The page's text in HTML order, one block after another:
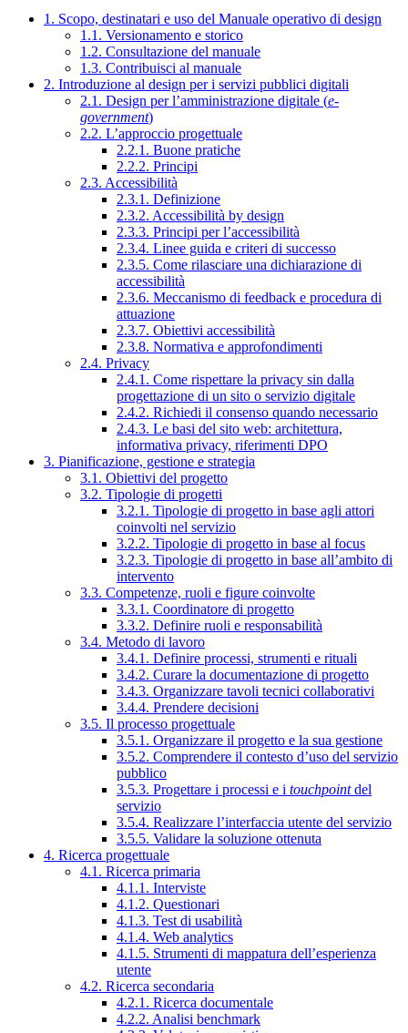
1. Scopo, destinatari e uso del Manuale operativo di design
1.1. Versionamento e storico
1.2. Consultazione del manuale
1.3. Contribuisci al manuale
2. Introduzione al design per i servizi pubblici digitali
2.1. Design per l’amministrazione digitale (e-
government)
2.2. L’approccio progettuale
2.2.1. Buone pratiche
2.2.2. Principi
2.3. Accessibilità
2.3.1. Definizione
2.3.2. Accessibilità by design
2.3.3. Principi per l’accessibilità
2.3.4. Linee guida e criteri di successo
2.3.5. Come rilasciare una dichiarazione di
accessibilità
2.3.6. Meccanismo di feedback e procedura di
attuazione
2.3.7. Obiettivi accessibilità
2.3.8. Normativa e approfondimenti
2.4. Privacy
2.4.1. Come rispettare la privacy sin dalla
progettazione di un sito o servizio digitale
2.4.2. Richiedi il consenso quando necessario
2.4.3. Le basi del sito web: architettura,
informativa privacy, riferimenti DPO
3. Pianificazione, gestione e strategia
3.1. Obiettivi del progetto
3.2. Tipologie di progetti
3.2.1. Tipologie di progetto in base agli attori
coinvolti nel servizio
3.2.2. Tipologie di progetto in base al focus
3.2.3. Tipologie di progetto in base all’ambito di
intervento
3.3. Competenze, ruoli e figure coinvolte
3.3.1. Coordinatore di progetto
3.3.2. Definire ruoli e responsabilità
3.4. Metodo di lavoro
3.4.1. Definire processi, strumenti e rituali
3.4.2. Curare la documentazione di progetto
3.4.3. Organizzare tavoli tecnici collaborativi
3.4.4. Prendere decisioni
3.5. Il processo progettuale
3.5.1. Organizzare il progetto e la sua gestione
3.5.2. Comprendere il contesto d’uso del servizio
pubblico
3.5.3. Progettare i processi e i touchpointdel
servizio
3.5.4. Realizzare l’interfaccia utente del servizio
3.5.5. Validare la soluzione ottenuta
4. Ricerca progettuale
4.1. Ricerca primaria
4.1.1. Interviste
4.1.2. Questionari
4.1.3. Test di usabilità
4.1.4. Web analytics
4.1.5. Strumenti di mappatura dell’esperienza
utente
4.2. Ricerca secondaria
4.2.1. Ricerca documentale
4.2.2. Analisi benchmark